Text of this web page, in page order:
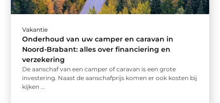
Vakantie
Onderhoud van uw camper en caravan in
Noord-Brabant: alles over financiering en
verzekering
De aanschaf van een camper of caravan is een grote
investering. Naast de aanschafprijs komen er ook kosten bij
kijken ...